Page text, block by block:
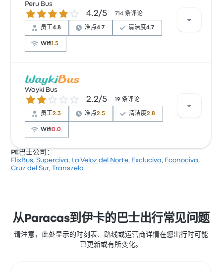
颗星。旅客对 员工 和 座位 特别满意，但也有旅客抱怨
无线上网。 Cruz del Sur 在此路线提供的票价为 ¥72 起
Peru Bus
4.2 / 5 星 4.2/5 714 条评论
员工4.8 准点4.7 清洁度4.7
Wifi1.5
根据 55 条评论，Peru Bus 提供的本行程被评为 3.7 颗
星。旅客对 温度 和 车票资源 特别满意，但也有旅客抱
怨 无线上网。 Peru Bus 在此路线提供的票价为 ¥45 起
Wayki Bus
2.2 / 5 星 2.2/5 19 条评论
员工2.3 准点2.5 清洁度2.8
Wifi0.0
根据 19 条评论，该公司在 Busbud 上被评为 2.2 颗星。
PE巴士公司：
FlixBus,Superciva, La Veloz del Norte, Excluciva, Econociva,
Cruz del Sur,Transzela
从Paracas到伊卡的巴士出行常见问题
请注意，此处显示的时刻表、路线或运营商详情在您出行时可能
已更新或有所变化。